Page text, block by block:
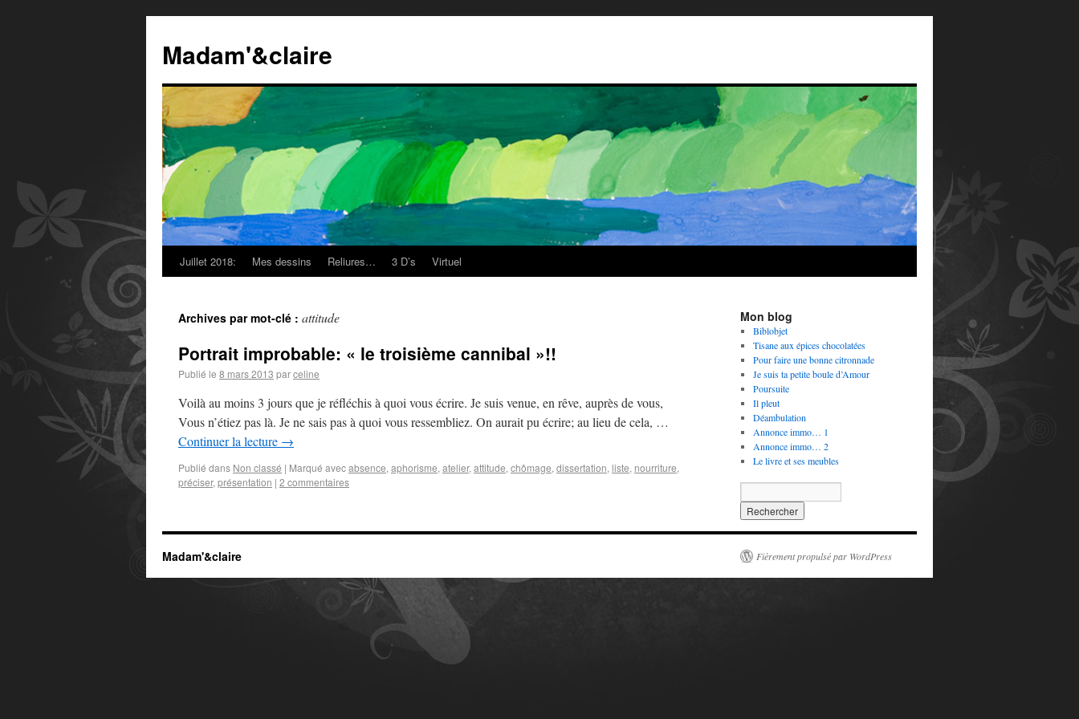
Madam'&claire
Juillet 2018: Mes dessins Reliures… 3 D’s Virtuel
Archives par mot-clé : attitude
Portrait improbable: « le troisième cannibal »!!
Publié le 8 mars 2013 parceline
Voilà au moins 3 jours que je réfléchis à quoi vous écrire. Je suis venue, en rêve, auprès de vous,
Vous n’étiez pas là. Je ne sais pas à quoi vous ressembliez. On aurait pu écrire; au lieu de cela, …
Continuer la lecture →
Publié dans Non classé | Marqué avecabsence, aphorisme, atelier, attitude, chômage, dissertation, liste, nourriture,
préciser, présentation | 2 commentaires
Mon blog
Biblobjet
Tisane aux épices chocolatées
Pour faire une bonne citronnade
Je suis ta petite boule d’Amour
Poursuite
Il pleut
Déambulation
Annonce immo… 1
Annonce immo… 2
Le livre et ses meubles
Madam'&claire Fièrement propulsé par WordPress